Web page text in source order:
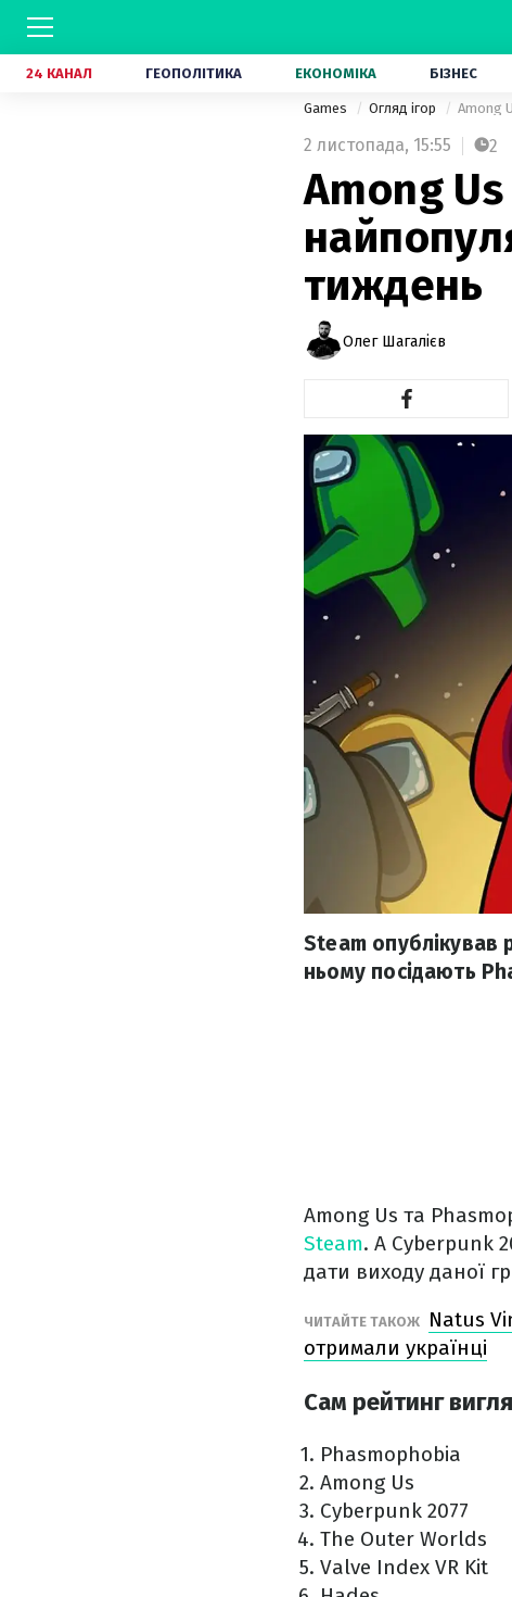
24 КАНАЛ ГЕОПОЛІТИКА ЕКОНОМІКА БІЗНЕС
Games Огляд ігор Among
2 листопада, 15:55 2
Among
тиждень
Олег Шагалієв
Steam опублікував
ньому посідають
Among Us та
Steam. А Cyberpunk
дати виходу даної
ЧИТАЙТЕ ТАКОЖ
Natus
отримали українці
Сам рейтинг
Phasmophobia
Among Us
Cyberpunk 2077
The Outer Worlds
Valve Index VR Kit